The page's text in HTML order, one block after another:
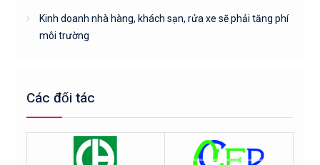
Kinh doanh nhà hàng, khách sạn, rửa xe sẽ phải tăng phí
môi trường
Các đối tác